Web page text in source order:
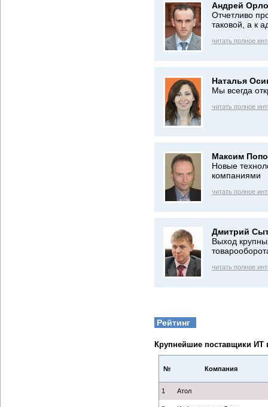
Андрей
Отчетливо
таковой, а к
читать полное
Наталья
Мы всегда
читать полное
Максим
Новые
компаниями
читать полное
Дмитрий
Выход
читать полное
Рейтинг
Крупнейшие поставщики ИТ
№ Компания
1 Атол